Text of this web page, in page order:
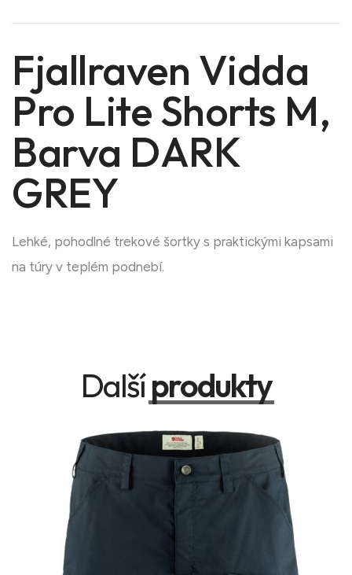
Fjallraven Vidda
Pro Lite Shorts M,
Barva DARK
GREY
Lehké, pohodlné trekové šortky s praktickými kapsami
na túry v teplém podnebí.
Dalšíprodukty